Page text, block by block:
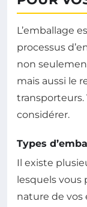
L’emballage
processus
non
mais aussi le
transporteurs.
considérer.
Types
Il existe
lesquels vous
nature de vos